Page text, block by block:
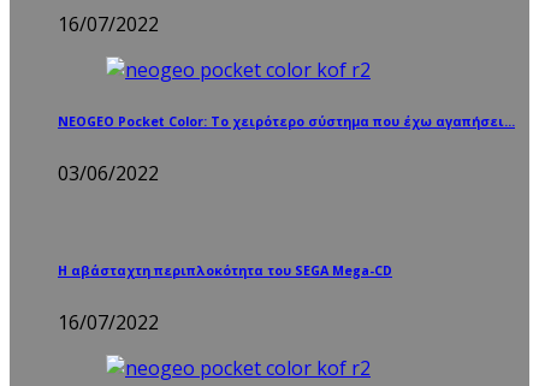
16/07/2022
NEOGEO Pocket Color: Το χειρότερο σύστημα που έχω αγαπήσει…
03/06/2022
Η αβάσταχτη περιπλοκότητα του SEGA Mega-CD
16/07/2022